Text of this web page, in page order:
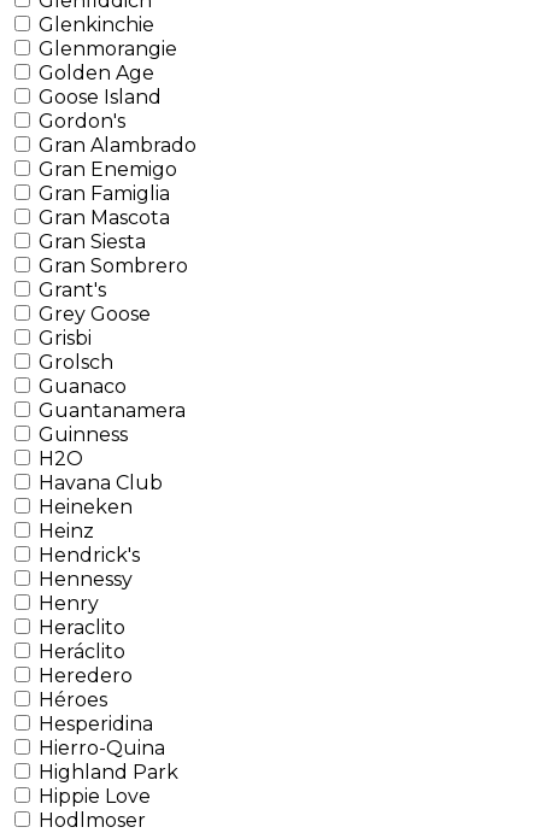
Glenkinchie
Glenmorangie
Golden Age
Goose Island
Gordon's
Gran Alambrado
Gran Enemigo
Gran Famiglia
Gran Mascota
Gran Siesta
Gran Sombrero
Grant's
Grey Goose
Grisbi
Grolsch
Guanaco
Guantanamera
Guinness
H2O
Havana Club
Heineken
Heinz
Hendrick's
Hennessy
Henry
Heraclito
Heráclito
Heredero
Héroes
Hesperidina
Hierro-Quina
Highland Park
Hippie Love
Hodlmoser